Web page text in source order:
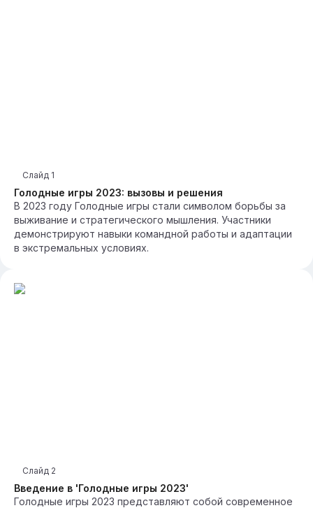
Голодные игры 2023: вызовы и решения
Слайд 1
В 2023 году Голодные игры стали символом борьбы за
выживание и стратегического мышления. Участники
демонстрируют навыки командной работы и адаптации
в экстремальных условиях.
Введение в 'Голодные игры 2023'
Слайд 2
Голодные игры 2023 представляют собой современное